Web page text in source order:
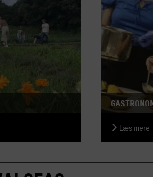
Læs mere